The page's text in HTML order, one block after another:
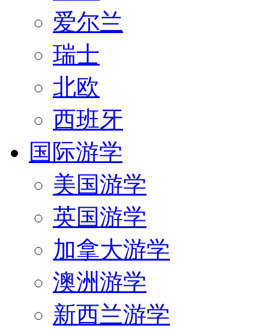
爱尔兰
瑞士
北欧
西班牙
国际游学
美国游学
英国游学
加拿大游学
澳洲游学
新西兰游学